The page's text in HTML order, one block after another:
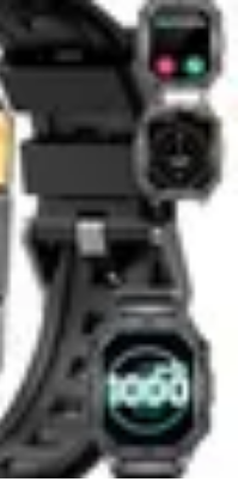
Techniques
Techniques et
d'équipe